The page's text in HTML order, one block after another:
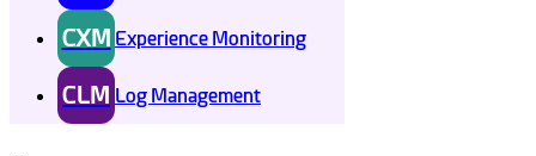
CXM Experience Monitoring
CLM Log Management